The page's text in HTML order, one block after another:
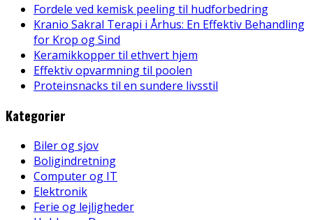
Fordele ved kemisk peeling til hudforbedring
Kranio Sakral Terapi i Århus: En Effektiv Behandling
for Krop og Sind
Keramikkopper til ethvert hjem
Effektiv opvarmning til poolen
Proteinsnacks til en sundere livsstil
Kategorier
Biler og sjov
Boligindretning
Computer og IT
Elektronik
Ferie og lejligheder